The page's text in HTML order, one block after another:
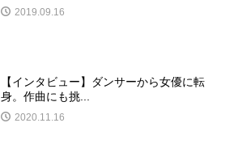
2019.09.16
【インタビュー】ダンサーから女優に転
身。作曲にも挑...
2020.11.16